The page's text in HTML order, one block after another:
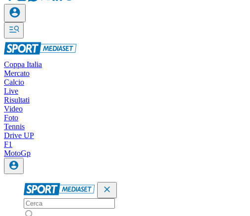
Coppa Italia
Mercato
Calcio
Live
Risultati
Video
Foto
Tennis
Drive UP
F1
MotoGp